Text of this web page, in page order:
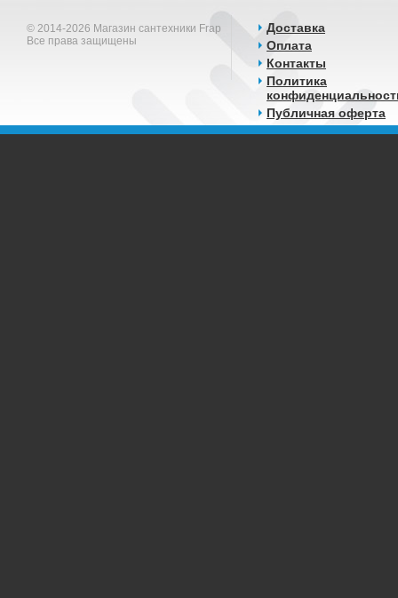
© 2014-2026 Магазин сантехники Frap
Все права защищены
Доставка
Оплата
Контакты
Политика
Публичная оферта